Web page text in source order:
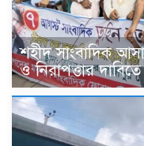
শহীদ সাংবাদিক
ও নিরাপত্তার